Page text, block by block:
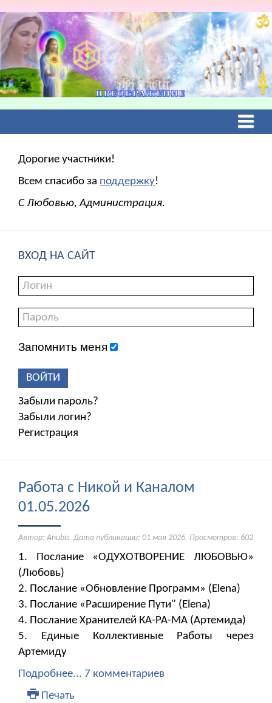
Дорогие участники!
Всем спасибо за поддержку!
С Любовью, Администрация.
ВХОД НА САЙТ
Запомнить меня
ВОЙТИ
Забыли пароль?
Забыли логин?
Регистрация
Работа с Никой и Каналом
01.05.2026
Автор: Anubis. Дата публикации: 01 мая 2026. Просмотров: 602
1. Послание «ОДУХОТВОРЕНИЕ ЛЮБОВЬЮ»
(Любовь)
2. Послание «Обновление Программ» (Elena)
3. Послание «Расширение Пути" (Elena)
4. Послание Хранителей КА-РА-МА (Артемида)
5. Единые Коллективные Работы через
Артемиду
Подробнее... 7 комментариев
Печать